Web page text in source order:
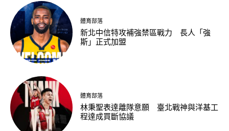
體育部落
新北中信特攻補強禁區戰力 長人「強
斯」正式加盟
體育部落
林秉聖表達離隊意願 臺北戰神與洋基工
程達成買斷協議